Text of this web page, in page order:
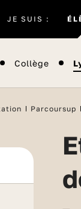
JE SUIS :
Collège
Parcoursup
Etudiants en situation de handicap : quelles